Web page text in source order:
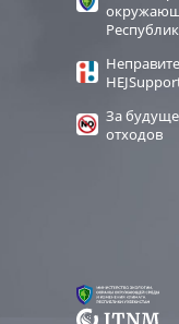
За
отходов